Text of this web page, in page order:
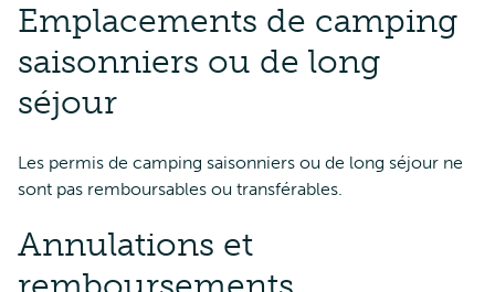
Emplacements de camping
saisonniers ou de long
séjour
Les permis de camping saisonniers ou de long séjour ne
sont pas remboursables ou transférables.
Annulations et